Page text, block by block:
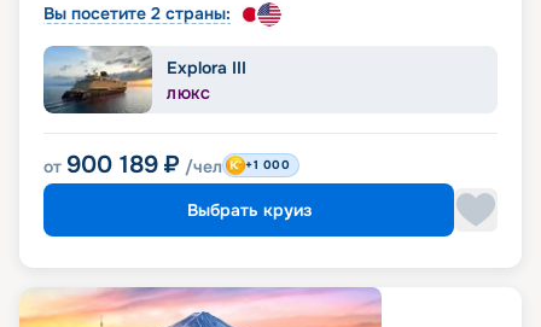
Вы посетите 2 страны:
Explora III
ЛЮКС
от 900 189 ₽ /чел +1 000
Выбрать круиз